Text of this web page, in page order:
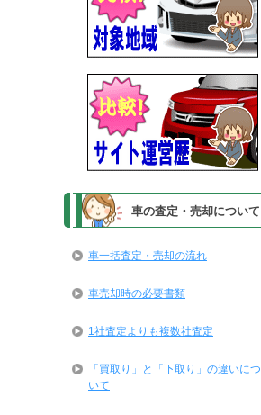
車の査定・売却について
車一括査定・売却の流れ
車売却時の必要書類
1社査定よりも複数社査定
「買取り」と「下取り」の違いにつ
いて